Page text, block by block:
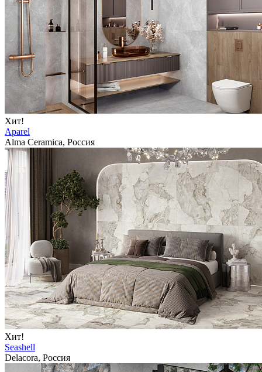
Хит!
Aparel
Alma Ceramica, Россия
Хит!
Seashell
Delacora, Россия